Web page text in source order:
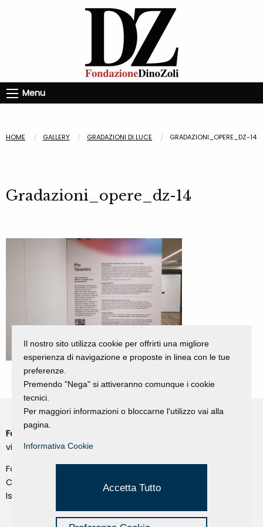
Menu
HOME GALLERY GRADAZIONI DI LUCE GRADAZIONI_OPERE_DZ-14
Gradazioni_opere_dz-14
Fondazione Dino Zoli
viale Bologna 288, Forlì
Fondo dot. euro 285.000 i.v.
CF e P.IVA 03692820404
Isc.Reg Per.Giu. n. 10404
Il nostro sito utilizza cookie per offrirti una migliore
esperienza di navigazione e proposte in linea con le tue
preferenze.
Premendo "Nega" si attiveranno comunque i cookie
tecnici.
Per maggiori informazioni o bloccarne l'utilizzo vai alla
pagina.
Informativa Cookie
Accetta Tutto